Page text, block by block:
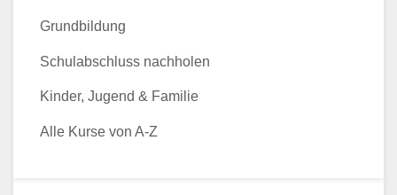
Grundbildung
Schulabschluss nachholen
Kinder, Jugend & Familie
Alle Kurse von A-Z